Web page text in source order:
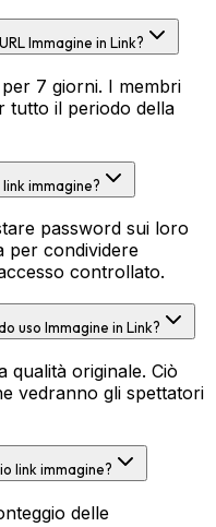
Immagine in Link?
7 giorni. I membri
tutto il periodo della
immagine?
password sui loro
per condividere
controllato.
uso Immagine in Link?
qualità originale. Ciò
vedranno gli spettatori
link immagine?
delle